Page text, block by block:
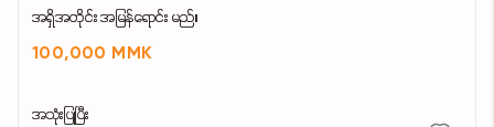
အရှိအတိုင်း အမြန်ရောင်း မည်။
100,000 MMK
အသုံးပြုပြီး